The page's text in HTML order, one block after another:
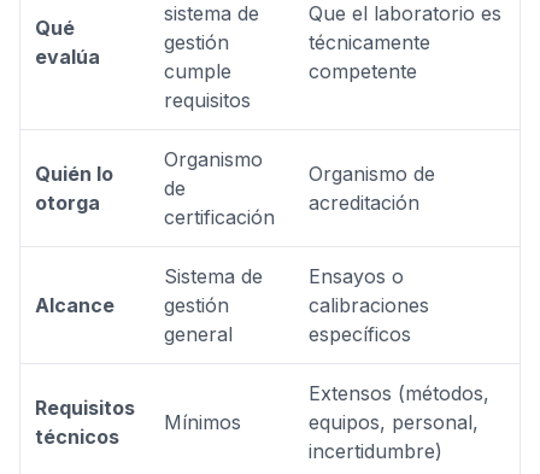
Qué
evalúa
sistema de
gestión
cumple
requisitos
Que el laboratorio es
técnicamente
competente
Quién lo
otorga
Organismo
de
certificación
Organismo de
acreditación
Alcance
Sistema de
gestión
general
Ensayos o
calibraciones
específicos
Requisitos
técnicos
Mínimos
Extensos (métodos,
equipos, personal,
incertidumbre)